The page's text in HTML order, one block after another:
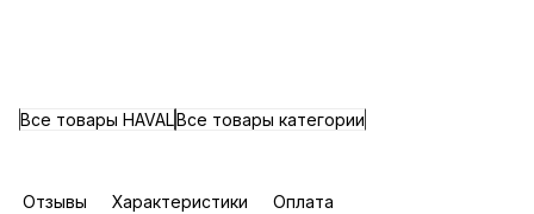
Все товары HAVALВсе товары категории
Отзывы Характеристики Оплата